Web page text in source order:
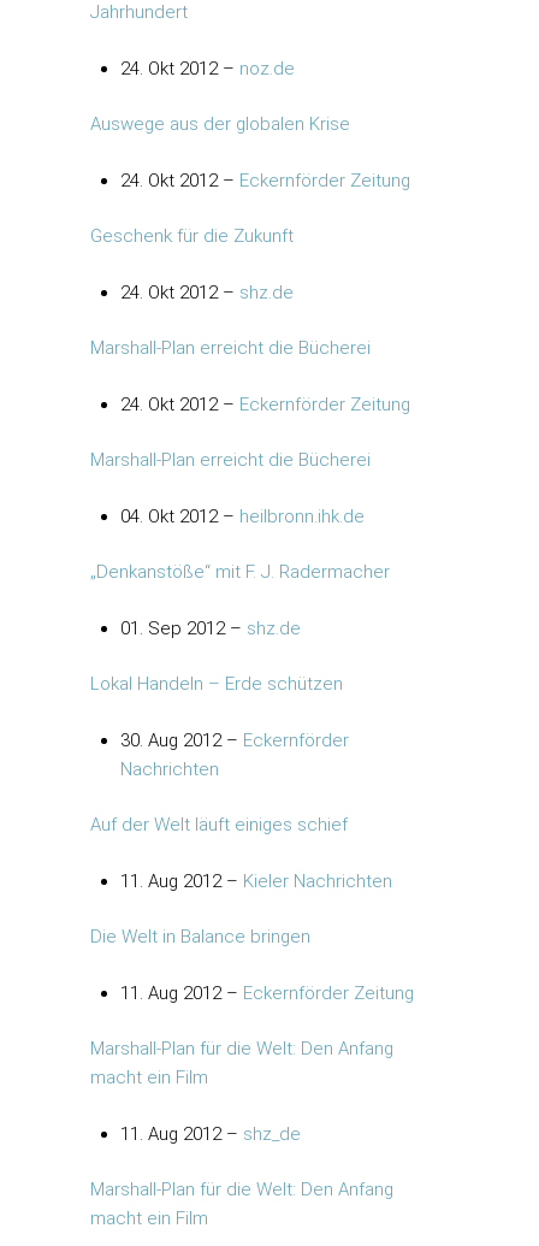
Jahrhundert
24. Okt 2012 – noz.de
Auswege aus der globalen Krise
24. Okt 2012 – Eckernförder Zeitung
Geschenk für die Zukunft
24. Okt 2012 – shz.de
Marshall-Plan erreicht die Bücherei
24. Okt 2012 – Eckernförder Zeitung
Marshall-Plan erreicht die Bücherei
04. Okt 2012 – heilbronn.ihk.de
„Denkanstöße“ mit F. J. Radermacher
01. Sep 2012 – shz.de
Lokal Handeln – Erde schützen
30. Aug 2012 – Eckernförder
Nachrichten
Auf der Welt läuft einiges schief
11. Aug 2012 – Kieler Nachrichten
Die Welt in Balance bringen
11. Aug 2012 – Eckernförder Zeitung
Marshall-Plan für die Welt: Den Anfang
macht ein Film
11. Aug 2012 – shz_de
Marshall-Plan für die Welt: Den Anfang
macht ein Film